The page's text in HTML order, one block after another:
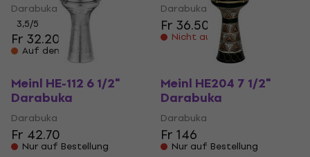
Darabuka
3,5/5
Fr 32.20
Auf dem Weg
Darabuka
Fr 36.50
Nicht auf Lager
Meinl HE-112 6 1/2"
Darabuka
Darabuka
Fr 42.70
Nur auf Bestellung
Meinl HE204 7 1/2"
Darabuka
Darabuka
Fr 146
Nur auf Bestellung